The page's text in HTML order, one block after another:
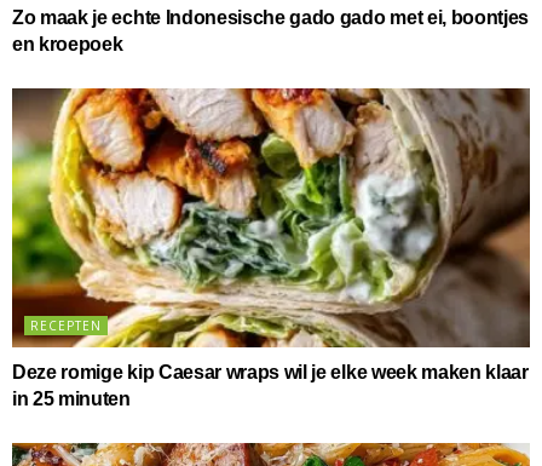
Zo maak je echte Indonesische gado gado met ei, boontjes
en kroepoek
RECEPTEN
Deze romige kip Caesar wraps wil je elke week maken klaar
in 25 minuten